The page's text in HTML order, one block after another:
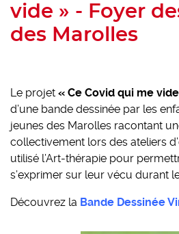
vide » - Foyer
des Marolles
Le projet « Ce Covid qui me
d’une bande dessinée par les
jeunes des Marolles racontant
collectivement lors des ateliers
utilisé l’Art-thérapie pour
s’exprimer sur leur vécu durant
Découvrez la Bande Dessinée